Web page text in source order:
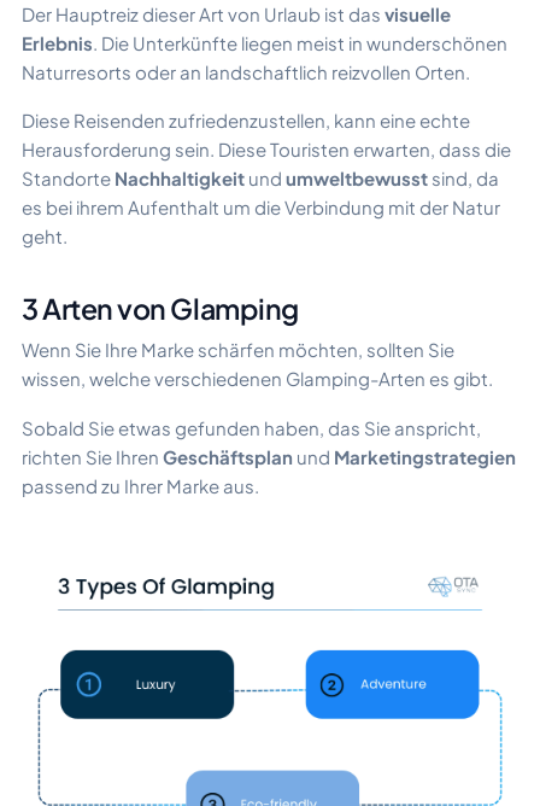
Der Hauptreiz dieser Art von Urlaub ist das visuelle
Erlebnis . Die Unterkünfte liegen meist in wunderschönen
Naturresorts oder an landschaftlich reizvollen Orten.
Diese Reisenden zufriedenzustellen, kann eine echte
Herausforderung sein. Diese Touristen erwarten, dass die
Standorte Nachhaltigkeit und umweltbewusst sind, da
es bei ihrem Aufenthalt um die Verbindung mit der Natur
geht.
3 Arten von Glamping
Wenn Sie Ihre Marke schärfen möchten, sollten Sie
wissen, welche verschiedenen Glamping-Arten es gibt.
Sobald Sie etwas gefunden haben, das Sie anspricht,
richten Sie Ihren Geschäftsplan und Marketingstrategien
passend zu Ihrer Marke aus.